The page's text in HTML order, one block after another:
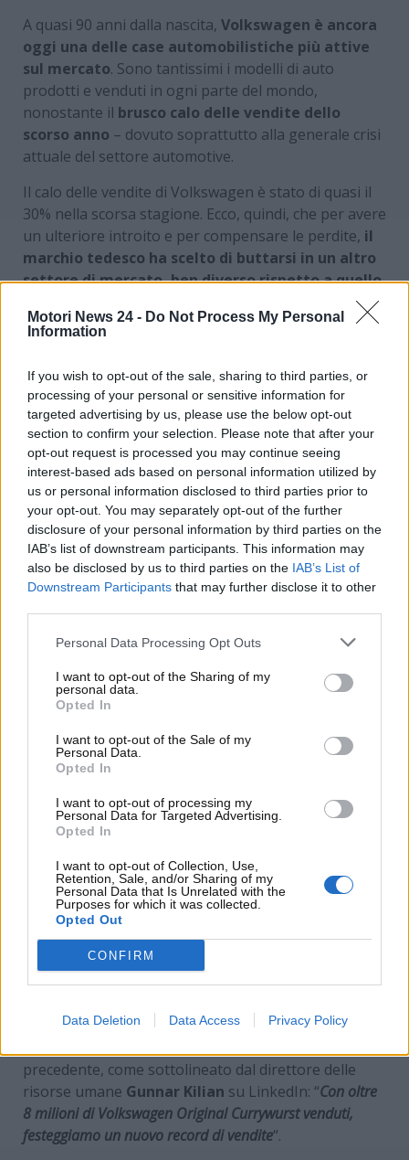
Motori News 24 - Do Not Process My Personal
Information
If you wish to opt-out of the sale, sharing to third parties, or
processing of your personal or sensitive information for
targeted advertising by us, please use the below opt-out
section to confirm your selection. Please note that after your
opt-out request is processed you may continue seeing
interest-based ads based on personal information utilized by
us or personal information disclosed to third parties prior to
your opt-out. You may separately opt-out of the further
disclosure of your personal information by third parties on the
IAB’s list of downstream participants. This information may
also be disclosed by us to third parties on the IAB’s List of
Downstream Participants that may further disclose it to other
Personal Data Processing Opt Outs
I want to opt-out of the Sharing of my
personal data.
Opted In
I want to opt-out of the Sale of my
Personal Data.
Opted In
I want to opt-out of processing my
Personal Data for Targeted Advertising.
Opted In
I want to opt-out of Collection, Use,
Retention, Sale, and/or Sharing of my
Personal Data that Is Unrelated with the
Purposes for which it was collected.
Opted Out
CONFIRM
Data Deletion Data Access Privacy Policy
A quasi 90 anni dalla nascita, Volkswagen è ancora
oggi una delle case automobilistiche più attive
sul mercato. Sono tantissimi i modelli di auto
prodotti e venduti in ogni parte del mondo,
nonostante il brusco calo delle vendite dello
scorso anno – dovuto soprattutto alla generale crisi
attuale del settore automotive.
Il calo delle vendite di Volkswagen è stato di quasi il
30% nella scorsa stagione. Ecco, quindi, che per avere
un ulteriore introito e per compensare le perdite, il
marchio tedesco ha scelto di buttarsi in un altro
settore di mercato, ben diverso rispetto a quello
. Di cosa stiamo parlando? Prosegui
nella lettura per scoprire la sorprendente scelta
L’insolito prodotto lanciato
da Volkswagen: è boom di
vendite
Wolkswagen ha fatto il boom di vendite, lanciando
sul mercato un prodotto culinario molto particolare.
Ci riferiamo alle salsicce con il famoso logo del
colosso di Wolfsburg. Sono soprattuttole salsicce
per il currywurst– lo street food tedesco – a essere
diventate famose un po’ in tutta la Germania e che
stanno prendendo piede anche a livello
Netto incremento di vendite per le salsicce targate
Volkswagen: i numeri – www.motorinews24.com
Lo scorso anno Volkswagen ha incrementato le
precedente, come sottolineato dal direttore delle
risorse umane Gunnar Kilian su LinkedIn: “Con oltre
8 milioni di Volkswagen Original Currywurst venduti,
festeggiamo un nuovo record di vendite“.